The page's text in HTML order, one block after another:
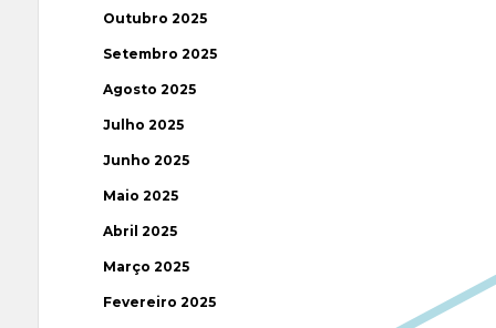
Outubro 2025
Setembro 2025
Agosto 2025
Julho 2025
Junho 2025
Maio 2025
Abril 2025
Março 2025
Fevereiro 2025